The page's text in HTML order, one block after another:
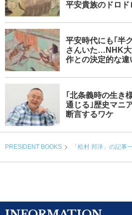
平安貴族のドロド
平安時代にも｢半
さんいた…NHK大
作との決定的な違
｢北条義時の生き
通じる｣歴史マニ
断言するワケ
PRESIDENT BOOKS 「松村 邦洋」の記事